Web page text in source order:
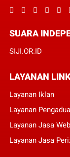
SUARA
SIJI.OR.ID
LAYANAN
Layanan Iklan
Layanan
Layanan Jasa
Layanan Jasa